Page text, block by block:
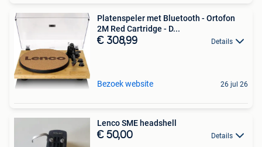
Platenspeler met Bluetooth - Ortofon
2M Red Cartridge - D...
€ 308,99 Details
Bezoek website 26 jul 26
Lenco SME headshell
€ 50,00 Details